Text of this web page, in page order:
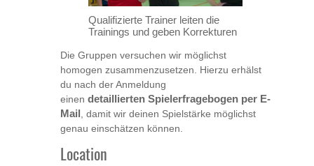
Qualifizierte Trainer leiten die
Trainings und geben Korrekturen
Die Gruppen versuchen wir möglichst
homogen zusammenzusetzen. Hierzu erhälst
du nach der Anmeldung
einen detaillierten Spielerfragebogen per E-
Mail , damit wir deinen Spielstärke möglichst
genau einschätzen können.
Location